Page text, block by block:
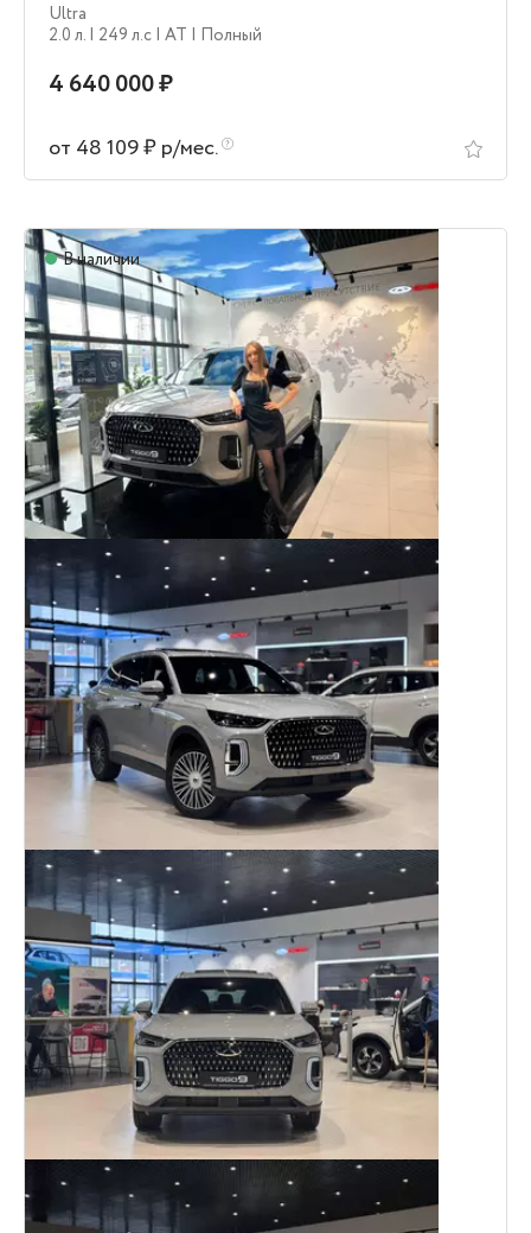
Ultra
2.0 л. | 249 л.c | AT | Полный
4 640 000 ₽
от 48 109 ₽ р/мес.
В наличии